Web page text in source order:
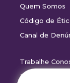
Quem Somos
Código de
Canal de
Trabalhe
Drive